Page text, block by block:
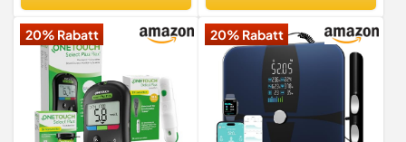
20% Rabatt 20% Rabatt